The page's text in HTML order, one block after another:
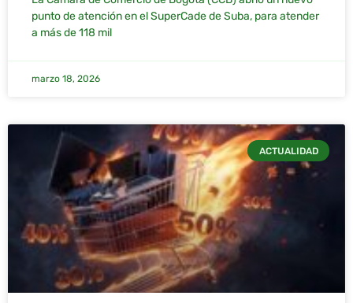
punto de atención en el SuperCade de Suba, para atender
a más de 118 mil
marzo 18, 2026
ACTUALIDAD